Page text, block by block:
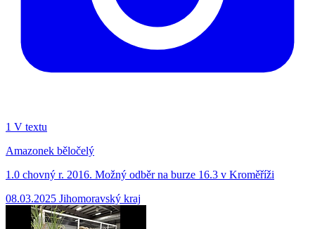
1 V textu
Amazonek běločelý
1.0 chovný r. 2016. Možný odběr na burze 16.3 v Kroměříži
08.03.2025 Jihomoravský kraj